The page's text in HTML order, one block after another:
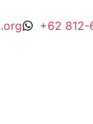
+62